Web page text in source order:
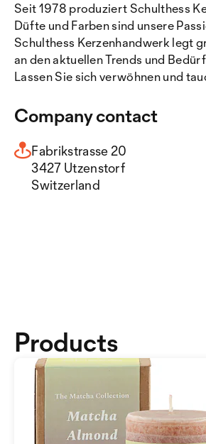
Seit 1978 produziert Schulthess
Düfte und Farben sind unsere
Schulthess Kerzenhandwerk legt
an den aktuellen Trends und
Lassen Sie sich verwöhnen und
Company contact
Fabrikstrasse 20
3427 Utzenstorf
Switzerland
Products